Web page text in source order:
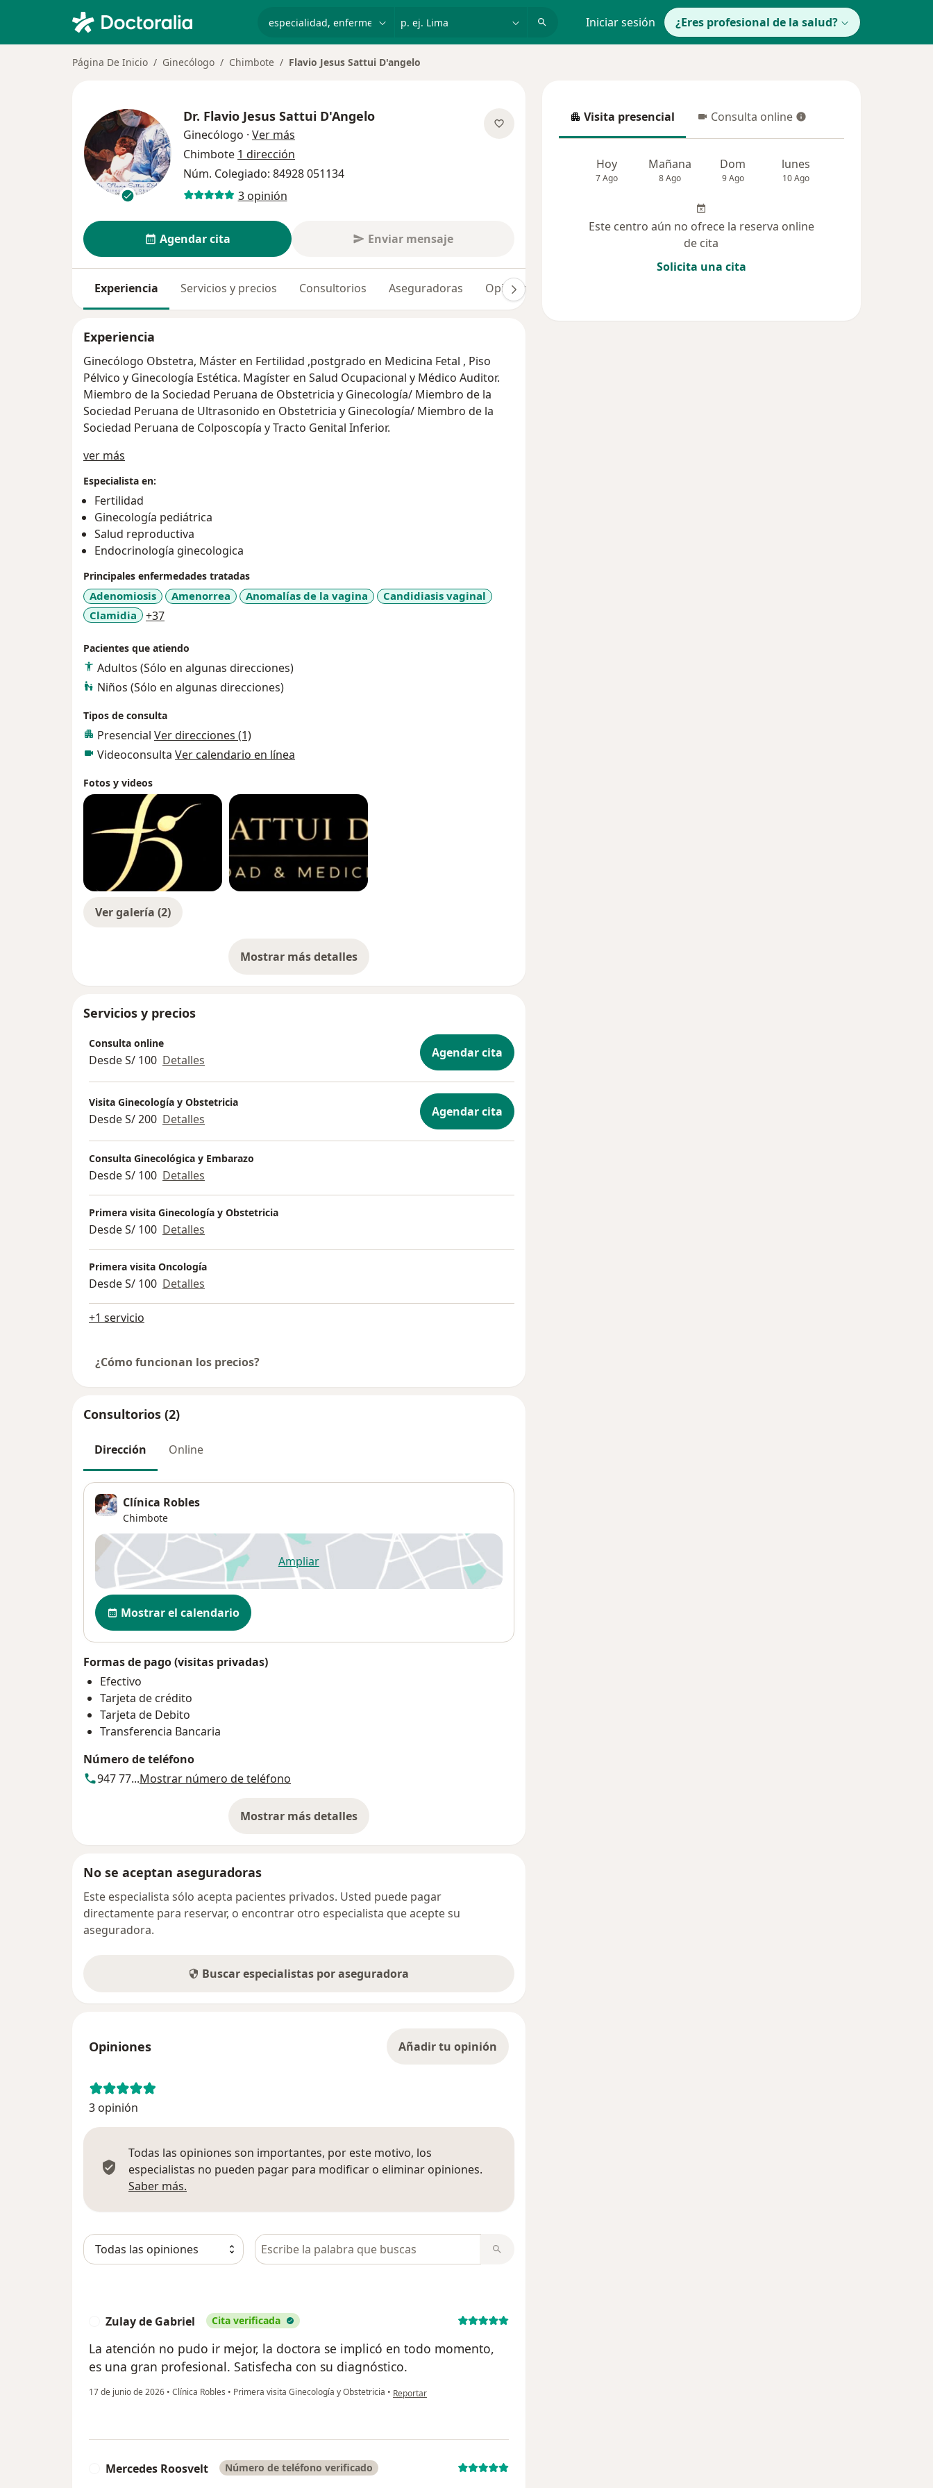
Iniciar sesión ¿Eres profesional de la salud?
Página De Inicio Ginecólogo Chimbote Flavio Jesus Sattui D'angelo
Dr. Flavio Jesus Sattui D'Angelo
Ginecólogo · Ver más
Chimbote 1 dirección
Núm. Colegiado: 84928 051134
3 opinión
Agendar cita Enviar mensaje
Experiencia Servicios y precios Consultorios Aseguradoras Opiniones (3)
Experiencia
Ginecólogo Obstetra, Máster en Fertilidad ,postgrado en Medicina Fetal , Piso
Pélvico y Ginecología Estética. Magíster en Salud Ocupacional y Médico Auditor.
Miembro de la Sociedad Peruana de Obstetricia y Ginecología/ Miembro de la
Sociedad Peruana de Ultrasonido en Obstetricia y Ginecología/ Miembro de la
Sociedad Peruana de Colposcopía y Tracto Genital Inferior.
ver más
Especialista en:
Fertilidad
Ginecología pediátrica
Salud reproductiva
Endocrinología ginecologica
Principales enfermedades tratadas
Adenomiosis Amenorrea Anomalías de la vagina
Candidiasis vaginal
Clamidia
+37a11y_sr_more_diseases
Pacientes que atiendo
Adultos (Sólo en algunas direcciones)
Niños (Sólo en algunas direcciones)
Tipos de consulta
Presencial Ver direcciones (1)
Videoconsulta Ver calendario en línea
Fotos y videos
Ver galería (2)
Mostrar más detalles
sobre la experiencia
Servicios y precios
Consulta online
Desde S/ 100 Detalles Agendar cita
Visita Ginecología y Obstetricia
Desde S/ 200 Detalles Agendar cita
Consulta Ginecológica y Embarazo
Desde S/ 100 Detalles
Primera visita Ginecología y Obstetricia
Desde S/ 100 Detalles
Primera visita Oncología
Desde S/ 100 Detalles
+1 servicio
¿Cómo funcionan los precios?
Consultorios (2)
Dirección Online
Clínica Robles
Chimbote
Ampliarse abre en una nueva pestaña
Disponibilidad
Mostrar el calendario
Formas de pago (visitas privadas)
Efectivo
Tarjeta de crédito
Tarjeta de Debito
Transferencia Bancaria
Número de teléfono
947 77...Mostrar número de teléfono
Mostrar más detalles
sobre la dirección
No se aceptan aseguradoras
Este especialista sólo acepta pacientes privados. Usted puede pagar
directamente para reservar, o encontrar otro especialista que acepte su
aseguradora.
Buscar especialistas por aseguradora
Opiniones Añadir tu opinión
3 opinión
Todas las opiniones son importantes, por este motivo, los
especialistas no pueden pagar para modificar o eliminar opiniones.
Saber más.
Busca en opiniones
Zulay de Gabriel Cita verificada
La atención no pudo ir mejor, la doctora se implicó en todo momento,
es una gran profesional. Satisfecha con su diagnóstico.
17 de junio de 2026 • Clínica Robles • Primera visita Ginecología y Obstetricia • en opinión del usuario Zulay de Gabriel
Reportar
Mercedes Roosvelt Número de teléfono verificado
Visita presencial
Visita presencial Consulta online
Consulta online
Hoy
7 Ago
Mañana
8 Ago
Dom
9 Ago
lunes
10 Ago
Este centro aún no ofrece la reserva online
de cita
Solicita una cita